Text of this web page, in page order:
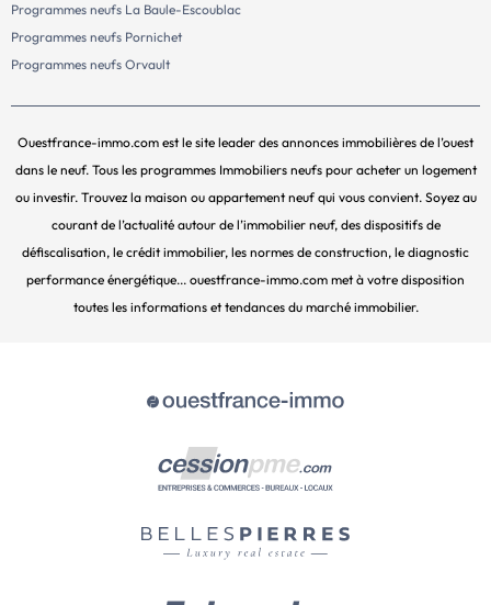
Programmes neufs La Baule-Escoublac
Programmes neufs Pornichet
Programmes neufs Orvault
Ouestfrance-immo.com est le site leader des annonces immobilières de l’ouest
dans le neuf. Tous les programmes Immobiliers neufs pour acheter un logement
ou investir. Trouvez la maison ou appartement neuf qui vous convient. Soyez au
courant de l’actualité autour de l’immobilier neuf, des dispositifs de
défiscalisation, le crédit immobilier, les normes de construction, le diagnostic
performance énergétique... ouestfrance-immo.com met à votre disposition
toutes les informations et tendances du marché immobilier.